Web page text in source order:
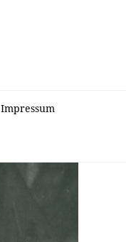
Impressum